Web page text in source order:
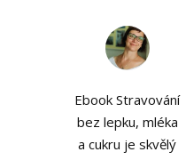
Ebook Stravování
bez lepku, mléka
a cukru je skvělý